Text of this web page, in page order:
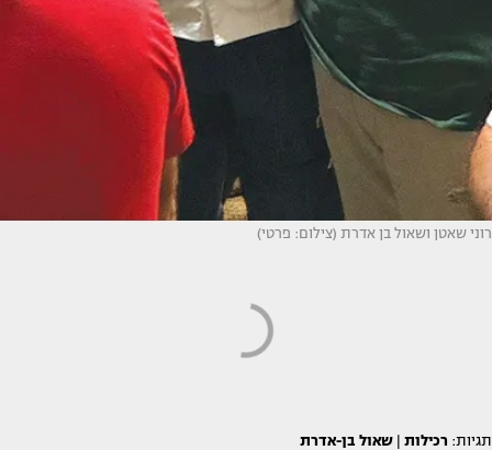
רוני שאטן ושאול בן אדרת (צילום: פרטי)
תגיות: רכילות שאול בן-אדרת